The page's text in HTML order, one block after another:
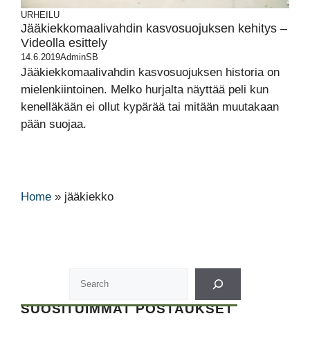
URHEILU
Jääkiekkomaalivahdin kasvosuojuksen kehitys –
Videolla esittely
14.6.2019AdminSB
Jääkiekkomaalivahdin kasvosuojuksen historia on
mielenkiintoinen. Melko hurjalta näyttää peli kun
kenelläkään ei ollut kypärää tai mitään muutakaan
pään suojaa.
Home » jääkiekko
SUOSITUIMMAT POSTAUKSET